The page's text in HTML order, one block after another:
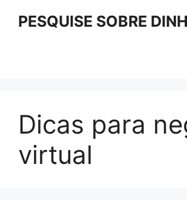
PESQUISE SOBRE
Dicas para
virtual